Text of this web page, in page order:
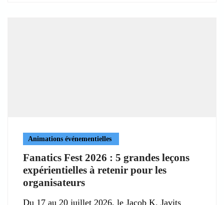
Animations événementielles
Fanatics Fest 2026 : 5 grandes leçons
expérientielles à retenir pour les
organisateurs
Du 17 au 20 juillet 2026, le Jacob K. Javits